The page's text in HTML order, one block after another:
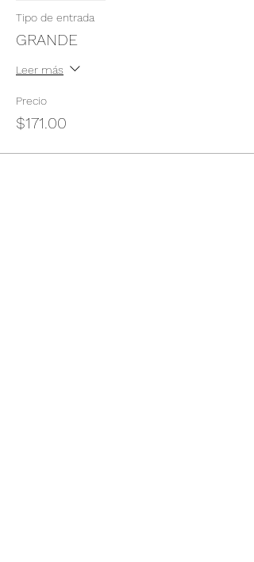
Tipo de entrada
GRANDE
Leer más
Precio
$171.00